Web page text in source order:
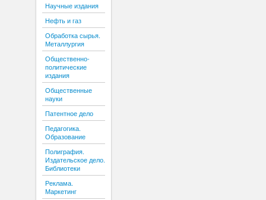
Научные издания
Нефть и газ
Обработка сырья.
Металлургия
Общественно-
политические
издания
Общественные
науки
Патентное дело
Педагогика.
Образование
Полиграфия.
Издательское дело.
Библиотеки
Реклама.
Маркетинг